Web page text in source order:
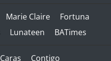
Marie Claire
Fortuna
Lunateen BATimes
Caras Contigo